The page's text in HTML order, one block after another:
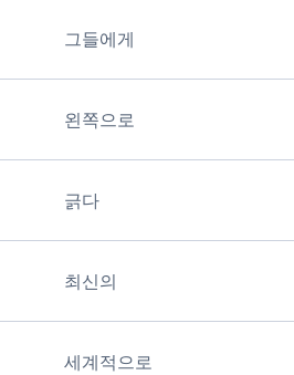
그들에게
왼쪽으로
긁다
최신의
세계적으로